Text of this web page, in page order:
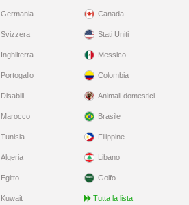
Germania
Svizzera
Inghilterra
Portogallo
Disabili
Canada
Stati Uniti
Messico
Colombia
Animali domestici
Marocco
Tunisia
Algeria
Egitto
Kuwait
Brasile
Filippine
Libano
Golfo
Tutta la lista